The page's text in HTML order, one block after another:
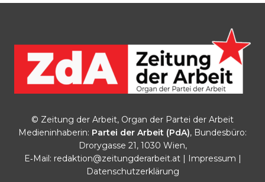
© Zeitung der Arbeit, Organ der Partei der Arbeit
Medieninhaberin: Partei der Arbeit (PdA), Bundesbüro:
Drorygasse 21, 1030 Wien,
E‑Mail: redaktion@zeitungderarbeit.at| Impressum
Datenschutzerklärung